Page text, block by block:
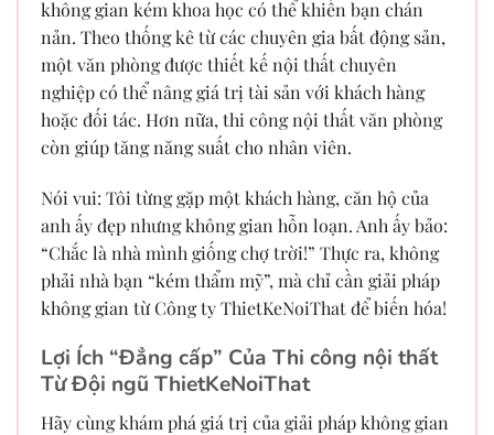
không gian kém khoa học có thể khiến bạn chán
nản. Theo thống kê từ các chuyên gia bất động sản,
một văn phòng được thiết kế nội thất chuyên
nghiệp có thể nâng giá trị tài sản với khách hàng
hoặc đối tác. Hơn nữa, thi công nội thất văn phòng
còn giúp tăng năng suất cho nhân viên.
Nói vui: Tôi từng gặp một khách hàng, căn hộ của
anh ấy đẹp nhưng không gian hỗn loạn. Anh ấy bảo:
“Chắc là nhà mình giống chợ trời!” Thực ra, không
phải nhà bạn “kém thẩm mỹ”, mà chỉ cần giải pháp
không gian từ Công ty ThietKeNoiThat để biến hóa!
Lợi Ích “Đẳng cấp” Của Thi công nội thất
Từ Đội ngũ ThietKeNoiThat
Hãy cùng khám phá giá trị của giải pháp không gian